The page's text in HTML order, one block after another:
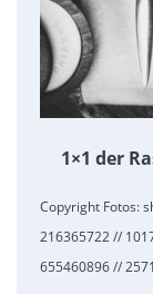
1×1 der
Copyright Fotos:
216365722 //
655460896 //